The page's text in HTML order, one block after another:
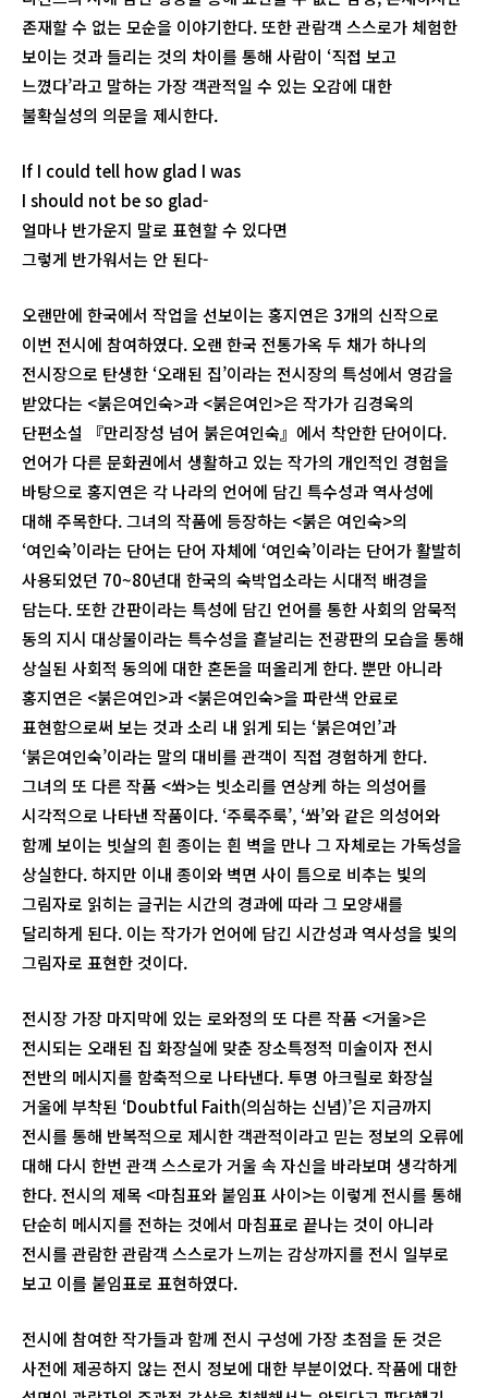
존재할 수 없는 모순을 이야기한다. 또한 관람객 스스로가 체험한
보이는 것과 들리는 것의 차이를 통해 사람이 ‘직접 보고
느꼈다’라고 말하는 가장 객관적일 수 있는 오감에 대한
불확실성의 의문을 제시한다.
If I could tell how glad I was
I should not be so glad-
얼마나 반가운지 말로 표현할 수 있다면
그렇게 반가워서는 안 된다-
오랜만에 한국에서 작업을 선보이는 홍지연은 3개의 신작으로
이번 전시에 참여하였다. 오랜 한국 전통가옥 두 채가 하나의
전시장으로 탄생한 ‘오래된 집’이라는 전시장의 특성에서 영감을
받았다는 <붉은여인숙>과 <붉은여인>은 작가가 김경욱의
단편소설 『만리장성 넘어 붉은여인숙』에서 착안한 단어이다.
언어가 다른 문화권에서 생활하고 있는 작가의 개인적인 경험을
바탕으로 홍지연은 각 나라의 언어에 담긴 특수성과 역사성에
대해 주목한다. 그녀의 작품에 등장하는 <붉은 여인숙>의
‘여인숙’이라는 단어는 단어 자체에 ‘여인숙’이라는 단어가 활발히
사용되었던 70~80년대 한국의 숙박업소라는 시대적 배경을
담는다. 또한 간판이라는 특성에 담긴 언어를 통한 사회의 암묵적
동의 지시 대상물이라는 특수성을 흩날리는 전광판의 모습을 통해
상실된 사회적 동의에 대한 혼돈을 떠올리게 한다. 뿐만 아니라
홍지연은 <붉은여인>과 <붉은여인숙>을 파란색 안료로
표현함으로써 보는 것과 소리 내 읽게 되는 ‘붉은여인’과
‘붉은여인숙’이라는 말의 대비를 관객이 직접 경험하게 한다.
그녀의 또 다른 작품 <쏴>는 빗소리를 연상케 하는 의성어를
시각적으로 나타낸 작품이다. ‘주룩주룩’, ‘쏴’와 같은 의성어와
함께 보이는 빗살의 흰 종이는 흰 벽을 만나 그 자체로는 가독성을
상실한다. 하지만 이내 종이와 벽면 사이 틈으로 비추는 빛의
그림자로 읽히는 글귀는 시간의 경과에 따라 그 모양새를
달리하게 된다. 이는 작가가 언어에 담긴 시간성과 역사성을 빛의
그림자로 표현한 것이다.
전시장 가장 마지막에 있는 로와정의 또 다른 작품 <거울>은
전시되는 오래된 집 화장실에 맞춘 장소특정적 미술이자 전시
전반의 메시지를 함축적으로 나타낸다. 투명 아크릴로 화장실
거울에 부착된 ‘Doubtful Faith(의심하는 신념)’은 지금까지
전시를 통해 반복적으로 제시한 객관적이라고 믿는 정보의 오류에
대해 다시 한번 관객 스스로가 거울 속 자신을 바라보며 생각하게
한다. 전시의 제목 <마침표와 붙임표 사이>는 이렇게 전시를 통해
단순히 메시지를 전하는 것에서 마침표로 끝나는 것이 아니라
전시를 관람한 관람객 스스로가 느끼는 감상까지를 전시 일부로
보고 이를 붙임표로 표현하였다.
전시에 참여한 작가들과 함께 전시 구성에 가장 초점을 둔 것은
사전에 제공하지 않는 전시 정보에 대한 부분이었다. 작품에 대한